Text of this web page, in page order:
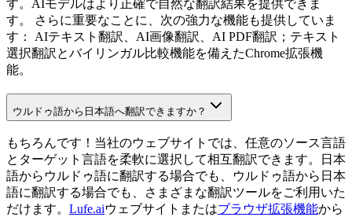
す。AIモデルはより正確で自然な翻訳結果を提供できま
す。 さらに重要なことに、次の強力な機能も提供していま
す： AIテキスト翻訳、AI画像翻訳、AI PDF翻訳；テキスト
選択翻訳とバイリンガル比較機能を備えたChrome拡張機
能。
ウルドゥ語から日本語へ翻訳できますか？
もちろんです！当社のウェブサイトでは、任意のソース言語
とターゲット言語を柔軟に選択して相互翻訳できます。日本
語からウルドゥ語に翻訳する場合でも、ウルドゥ語から日本
語に翻訳する場合でも、さまざまな翻訳ツールをご利用いた
だけます。 Lufe.aiウェブサイトまたはブラウザ拡張機能から